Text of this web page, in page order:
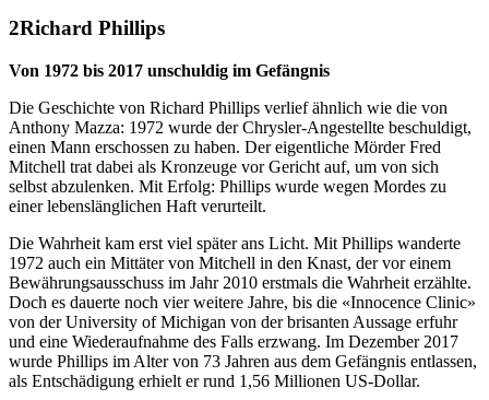
Richard Phillips
Von 1972 bis 2017 unschuldig im Gefängnis
Die Geschichte von Richard Phillips verlief ähnlich wie die von
Anthony Mazza: 1972 wurde der Chrysler-Angestellte beschuldigt,
einen Mann erschossen zu haben. Der eigentliche Mörder Fred
Mitchell trat dabei als Kronzeuge vor Gericht auf, um von sich
selbst abzulenken. Mit Erfolg: Phillips wurde wegen Mordes zu
einer lebenslänglichen Haft verurteilt.
Die Wahrheit kam erst viel später ans Licht. Mit Phillips wanderte
1972 auch ein Mittäter von Mitchell in den Knast, der vor einem
Bewährungsausschuss im Jahr 2010 erstmals die Wahrheit erzählte.
Doch es dauerte noch vier weitere Jahre, bis die «Innocence Clinic»
von der University of Michigan von der brisanten Aussage erfuhr
und eine Wiederaufnahme des Falls erzwang. Im Dezember 2017
wurde Phillips im Alter von 73 Jahren aus dem Gefängnis entlassen,
als Entschädigung erhielt er rund 1,56 Millionen US-Dollar.